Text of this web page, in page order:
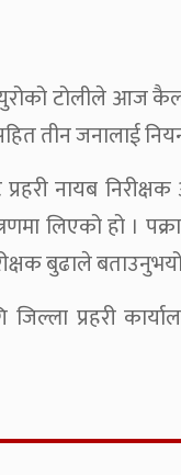
टोलीले आज
तीन जनालाई
नायब
लिएको हो ।
बुढाले
प्रहरी